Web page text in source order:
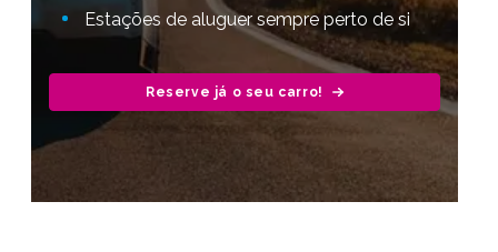
Estações de aluguer sempre perto de si
Reserve já o seu carro!